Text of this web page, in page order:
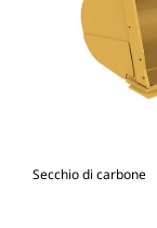
Secchio di carbone